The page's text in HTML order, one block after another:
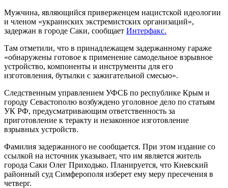
Мужчина, являющийся приверженцем нацистской идеологии
и членом «украинских экстремистских организаций»,
задержан в городе Саки, сообщает Интерфакс.
Там отметили, что в принадлежащем задержанному гараже
«обнаружены готовое к применение самодельное взрывное
устройство, компоненты и инструменты для его
изготовления, бутылки с зажигательной смесью».
Следственным управлением УФСБ по республике Крым и
городу Севастополю возбуждено уголовное дело по статьям
УК РФ, предусматривающим ответственность за
приготовление к теракту и незаконное изготовление
взрывных устройств.
Фамилия задержанного не сообщается. При этом издание со
ссылкой на источник указывает, что им является житель
города Саки Олег Приходько. Планируется, что Киевский
районный суд Симферополя изберет ему меру пресечения в
четверг.